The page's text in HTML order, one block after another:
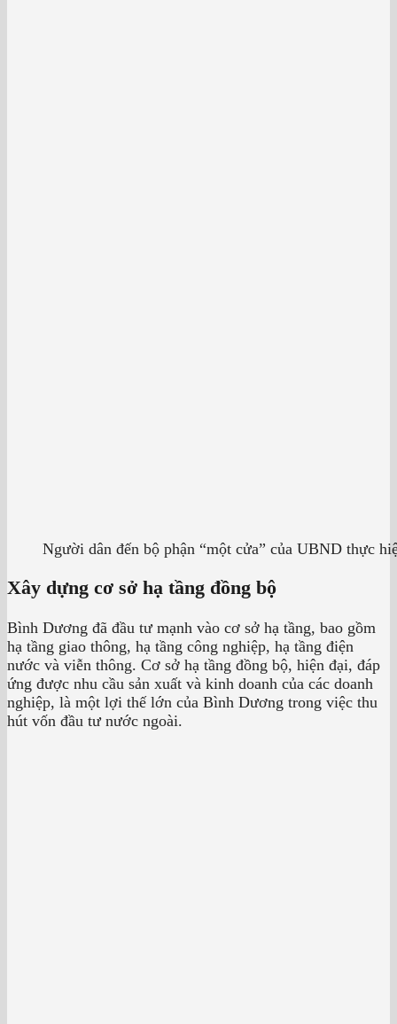
Người dân đến bộ phận “một cửa” của UBND thực
Xây dựng cơ sở hạ tầng đồng bộ
Bình Dương đã đầu tư mạnh vào cơ sở hạ tầng, bao gồm
hạ tầng giao thông, hạ tầng công nghiệp, hạ tầng điện
nước và viễn thông. Cơ sở hạ tầng đồng bộ, hiện đại, đáp
ứng được nhu cầu sản xuất và kinh doanh của các doanh
nghiệp, là một lợi thế lớn của Bình Dương trong việc thu
hút vốn đầu tư nước ngoài.